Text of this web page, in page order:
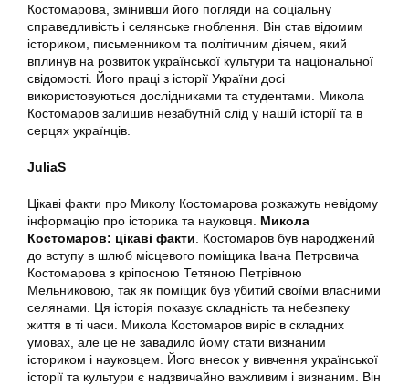
Костомарова, змінивши його погляди на соціальну
справедливість і селянське гноблення. Він став відомим
істориком, письменником та політичним діячем, який
вплинув на розвиток української культури та національної
свідомості. Його праці з історії України досі
використовуються дослідниками та студентами. Микола
Костомаров залишив незабутній слід у нашій історії та в
серцях українців.
JuliaS
Цікаві факти про Миколу Костомарова розкажуть невідому
інформацію про історика та науковця. Микола
Костомаров: цікаві факти . Костомаров був народжений
до вступу в шлюб місцевого поміщика Івана Петровича
Костомарова з кріпосною Тетяною Петрівною
Мельниковою, так як поміщик був убитий своїми власними
селянами. Ця історія показує складність та небезпеку
життя в ті часи. Микола Костомаров виріс в складних
умовах, але це не завадило йому стати визнаним
істориком і науковцем. Його внесок у вивчення української
історії та культури є надзвичайно важливим і визнаним. Він